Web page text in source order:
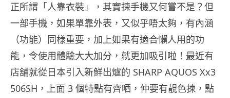
正所謂「人靠衣裝」，其實揀手機又何嘗不是？但
一部手機，如果單靠外表，又似乎唔太夠，有內涵
（功能）同樣重要，加上如果有適合懶人用的功
能，令使用體驗大大加分，就更加吸引啦！最近有
店舖就從日本引入新鮮出爐的 SHARP AQUOS Xx3
506SH，上面 3 個特點有齊哂，仲要有靚色揀，點